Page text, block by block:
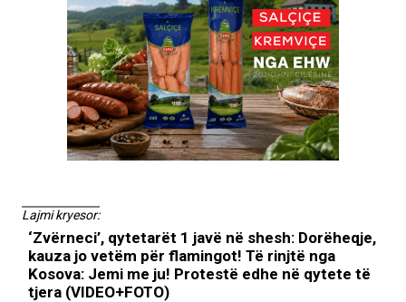
Lajmi kryesor:
‘Zvërneci’, qytetarët 1 javë në shesh: Dorëheqje,
kauza jo vetëm për flamingot! Të rinjtë nga
Kosova: Jemi me ju! Protestë edhe në qytete të
tjera (VIDEO+FOTO)